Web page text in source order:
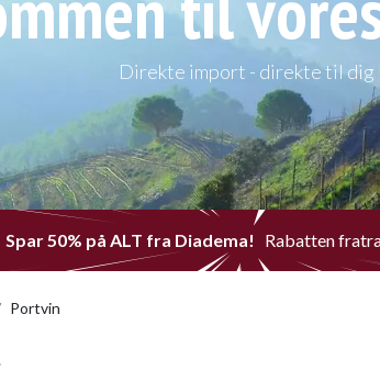
Direkte import - direkte til dig
50% på ALT fra Diadema! Rabatten
Portvin